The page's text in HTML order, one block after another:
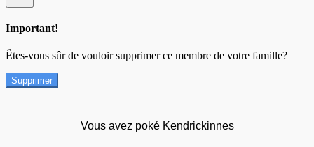
Important!
Êtes-vous sûr de vouloir supprimer ce membre de votre famille?
Supprimer
Vous avez poké Kendrickinnes